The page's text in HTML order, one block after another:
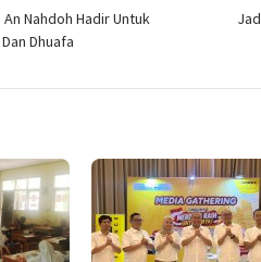
Nahdoh Hadir Untuk
Dhuafa